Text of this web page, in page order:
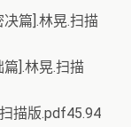
篇].林晃.扫描
].林晃.扫描
描版.pdf45.94